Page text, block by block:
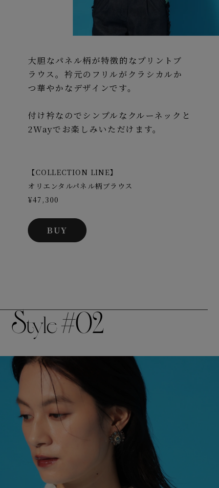
大胆なパネル柄が特徴的なプリントブ
ラウス。衿元のフリルがクラシカルか
つ華やかなデザインです。
付け衿なのでシンプルなクルーネックと
2Wayでお楽しみいただけます。
【COLLECTION LINE】
オリエンタルパネル柄ブラウス
¥47,300
BUY
Style#02